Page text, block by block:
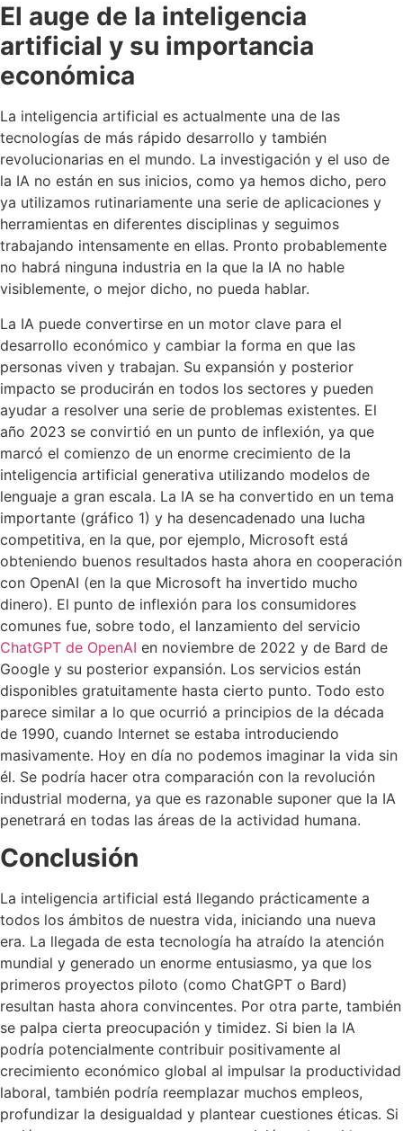
El auge de la inteligencia
artificial y su importancia
económica
La inteligencia artificial es actualmente una de las
tecnologías de más rápido desarrollo y también
revolucionarias en el mundo. La investigación y el uso de
la IA no están en sus inicios, como ya hemos dicho, pero
ya utilizamos rutinariamente una serie de aplicaciones y
herramientas en diferentes disciplinas y seguimos
trabajando intensamente en ellas. Pronto probablemente
no habrá ninguna industria en la que la IA no hable
visiblemente, o mejor dicho, no pueda hablar.
La IA puede convertirse en un motor clave para el
desarrollo económico y cambiar la forma en que las
personas viven y trabajan. Su expansión y posterior
impacto se producirán en todos los sectores y pueden
ayudar a resolver una serie de problemas existentes. El
año 2023 se convirtió en un punto de inflexión, ya que
marcó el comienzo de un enorme crecimiento de la
inteligencia artificial generativa utilizando modelos de
lenguaje a gran escala. La IA se ha convertido en un tema
importante (gráfico 1) y ha desencadenado una lucha
competitiva, en la que, por ejemplo, Microsoft está
obteniendo buenos resultados hasta ahora en cooperación
con OpenAI (en la que Microsoft ha invertido mucho
dinero). El punto de inflexión para los consumidores
comunes fue, sobre todo, el lanzamiento del servicio
ChatGPT de OpenAI en noviembre de 2022 y de Bard de
Google y su posterior expansión. Los servicios están
disponibles gratuitamente hasta cierto punto. Todo esto
parece similar a lo que ocurrió a principios de la década
de 1990, cuando Internet se estaba introduciendo
masivamente. Hoy en día no podemos imaginar la vida sin
él. Se podría hacer otra comparación con la revolución
industrial moderna, ya que es razonable suponer que la IA
penetrará en todas las áreas de la actividad humana.
Conclusión
La inteligencia artificial está llegando prácticamente a
todos los ámbitos de nuestra vida, iniciando una nueva
era. La llegada de esta tecnología ha atraído la atención
mundial y generado un enorme entusiasmo, ya que los
primeros proyectos piloto (como ChatGPT o Bard)
resultan hasta ahora convincentes. Por otra parte, también
se palpa cierta preocupación y timidez. Si bien la IA
podría potencialmente contribuir positivamente al
crecimiento económico global al impulsar la productividad
laboral, también podría reemplazar muchos empleos,
profundizar la desigualdad y plantear cuestiones éticas. Si